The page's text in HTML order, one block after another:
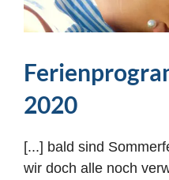
2020
[...] bald sind
wir doch alle noch